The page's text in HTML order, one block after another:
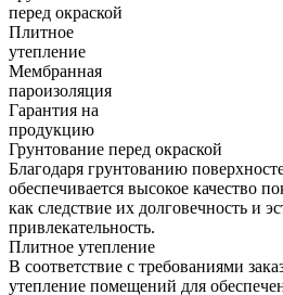
перед окраской
Плитное
утепление
Мембранная
пароизоляция
Гарантия на
продукцию
Грунтование перед окраской
Благодаря грунтованию
обеспечивается высокое качество
как следствие их долговечность и
привлекательность.
Плитное утепление
В соответствие с требованиями
утепление помещений для